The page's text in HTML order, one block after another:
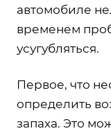
автомобиле
временем
усугубляться.
Первое, что
определить
запаха. Это